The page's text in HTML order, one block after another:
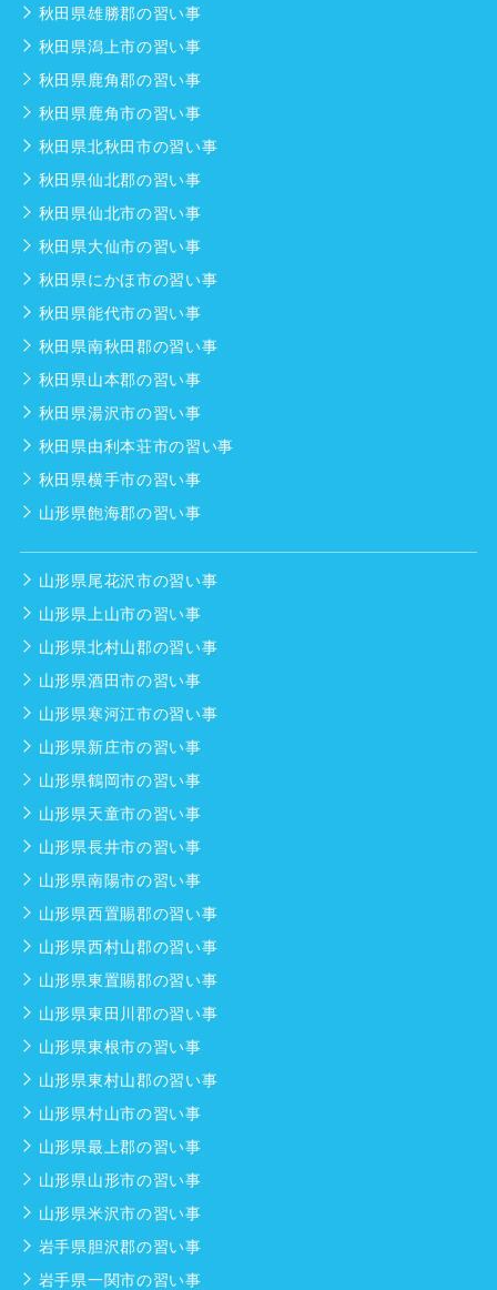
秋田県雄勝郡の習い事
秋田県潟上市の習い事
秋田県鹿角郡の習い事
秋田県鹿角市の習い事
秋田県北秋田市の習い事
秋田県仙北郡の習い事
秋田県仙北市の習い事
秋田県大仙市の習い事
秋田県にかほ市の習い事
秋田県能代市の習い事
秋田県南秋田郡の習い事
秋田県山本郡の習い事
秋田県湯沢市の習い事
秋田県由利本荘市の習い事
秋田県横手市の習い事
山形県飽海郡の習い事
山形県尾花沢市の習い事
山形県上山市の習い事
山形県北村山郡の習い事
山形県酒田市の習い事
山形県寒河江市の習い事
山形県新庄市の習い事
山形県鶴岡市の習い事
山形県天童市の習い事
山形県長井市の習い事
山形県南陽市の習い事
山形県西置賜郡の習い事
山形県西村山郡の習い事
山形県東置賜郡の習い事
山形県東田川郡の習い事
山形県東根市の習い事
山形県東村山郡の習い事
山形県村山市の習い事
山形県最上郡の習い事
山形県山形市の習い事
山形県米沢市の習い事
岩手県胆沢郡の習い事
岩手県一関市の習い事